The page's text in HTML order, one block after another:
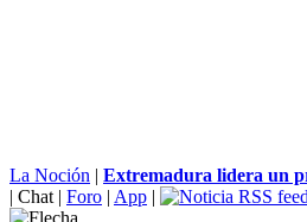
La Noción | Extremadura lidera un
| Chat | Foro | App |